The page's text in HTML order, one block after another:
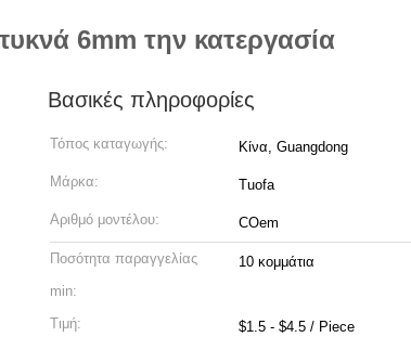
6mm την κατεργασία
Βασικές πληροφορίες
Τόπος καταγωγής: Κίνα, Guangdong
Μάρκα: Tuofa
Αριθμό μοντέλου: COem
Ποσότητα παραγγελίας
min:
10 κομμάτια
Τιμή: $1.5 - $4.5 / Piece